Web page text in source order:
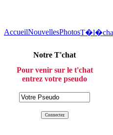
AccueilNouvellesPhotos
Notre T'chat
Pour venir sur le t'chat
entrez votre pseudo